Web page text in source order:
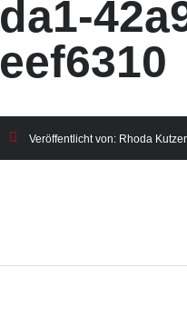
Veröffentlicht von: Rhoda